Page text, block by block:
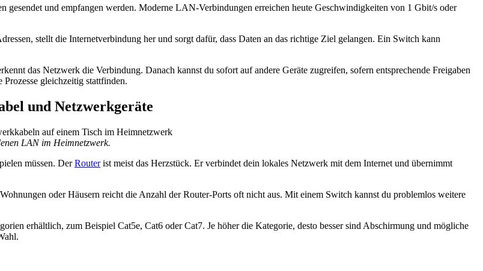
gesendet und empfangen werden. Moderne LAN-Verbindungen erreichen heute Geschwindigkeiten von 1 Gbit/s oder
stellt die Internetverbindung her und sorgt dafür, dass Daten an das richtige Ziel gelangen. Ein Switch kann
das Netzwerk die Verbindung. Danach kannst du sofort auf andere Geräte zugreifen, sofern entsprechende Freigaben
gleichzeitig stattfinden.
und Netzwerkgeräte
LAN im Heimnetzwerk.
müssen. DerRouterist meist das Herzstück. Er verbindet dein lokales Netzwerk mit dem Internet und übernimmt
oder Häusern reicht die Anzahl der Router-Ports oft nicht aus. Mit einem Switch kannst du problemlos weitere
erhältlich, zum Beispiel Cat5e, Cat6 oder Cat7. Je höher die Kategorie, desto besser sind Abschirmung und mögliche